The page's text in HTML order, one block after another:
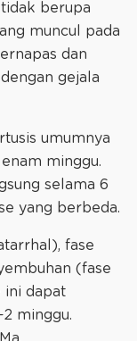
berupa
muncul pada
dan
gejala
umumnya
minggu.
selama 6
yang berbeda.
fase
(fase
ini dapat
minggu.